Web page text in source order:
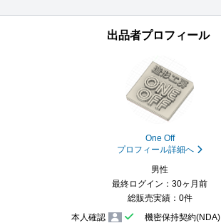
出品者プロフィール
One Off
プロフィール詳細へ
男性
最終ログイン：30ヶ月前
総販売実績：0件
本人確認
機密保持契約(NDA)